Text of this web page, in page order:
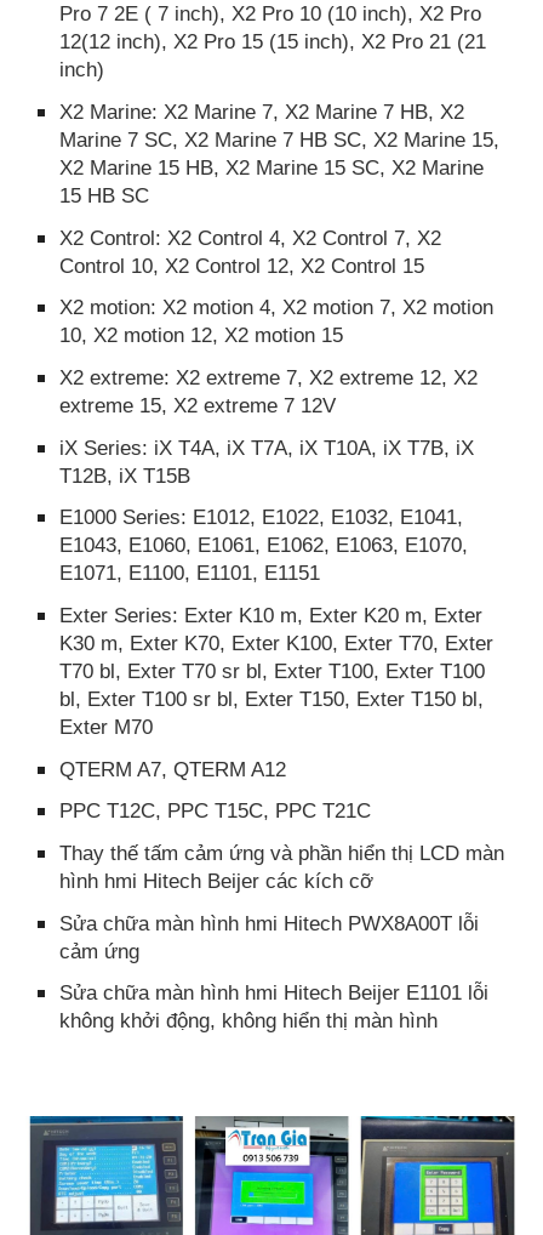
Pro 7 2E ( 7 inch), X2 Pro 10 (10 inch), X2 Pro
12(12 inch), X2 Pro 15 (15 inch), X2 Pro 21 (21
inch)
X2 Marine: X2 Marine 7, X2 Marine 7 HB, X2
Marine 7 SC, X2 Marine 7 HB SC, X2 Marine 15,
X2 Marine 15 HB, X2 Marine 15 SC, X2 Marine
15 HB SC
X2 Control: X2 Control 4, X2 Control 7, X2
Control 10, X2 Control 12, X2 Control 15
X2 motion: X2 motion 4, X2 motion 7, X2 motion
10, X2 motion 12, X2 motion 15
X2 extreme: X2 extreme 7, X2 extreme 12, X2
extreme 15, X2 extreme 7 12V
iX Series: iX T4A, iX T7A, iX T10A, iX T7B, iX
T12B, iX T15B
E1000 Series: E1012, E1022, E1032, E1041,
E1043, E1060, E1061, E1062, E1063, E1070,
E1071, E1100, E1101, E1151
Exter Series: Exter K10 m, Exter K20 m, Exter
K30 m, Exter K70, Exter K100, Exter T70, Exter
T70 bl, Exter T70 sr bl, Exter T100, Exter T100
bl, Exter T100 sr bl, Exter T150, Exter T150 bl,
Exter M70
QTERM A7, QTERM A12
PPC T12C, PPC T15C, PPC T21C
Thay thế tấm cảm ứng và phần hiển thị LCD màn
hình hmi Hitech Beijer các kích cỡ
Sửa chữa màn hình hmi Hitech PWX8A00T lỗi
cảm ứng
Sửa chữa màn hình hmi Hitech Beijer E1101 lỗi
không khởi động, không hiển thị màn hình